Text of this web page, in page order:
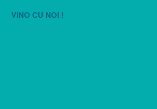
VINO CU NOI !